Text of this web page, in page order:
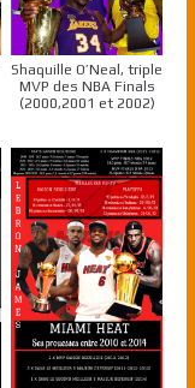
Shaquille O’Neal, triple
MVP des NBA Finals
(2000,2001 et 2002)